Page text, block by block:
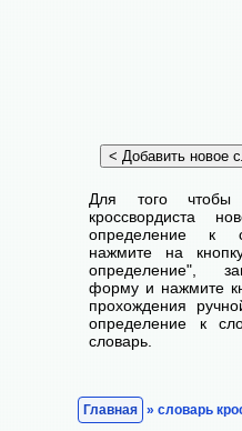
Для того чтобы
кроссвордиста
определение к
нажмите на
определение",
форму и нажмите
прохождения
определение к
словарь.
Главная » словарь